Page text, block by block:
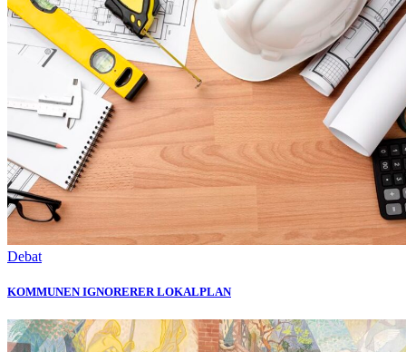
Debat
KOMMUNEN IGNORERER LOKALPLAN